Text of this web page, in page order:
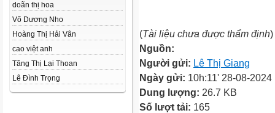
doãn thị hoa
Võ Dương Nho
Hoàng Thị Hải Vân
cao việt anh
Tăng Thị Lại Thoan
Lê Đình Trọng
(Tài liệu chưa được thẩm định)
Nguồn:
Người gửi: Lê Thị Giang
Ngày gửi: 10h:11' 28-08-2024
Dung lượng: 26.7 KB
Số lượt tải: 165